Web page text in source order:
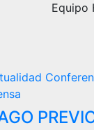
Equipo